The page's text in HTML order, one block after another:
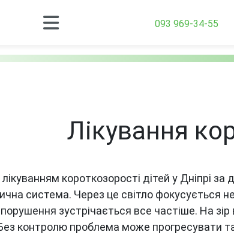
093 969-34-55
Лікування
короткозорості дітей у
система. Через це світло фокусується
зустрічається все частіше. На
контролю проблема може прогресувати